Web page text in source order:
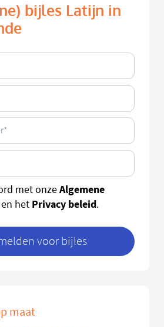
bijles Latijn in
met onzeAlgemene
en het Privacy beleid.
voor bijles
maat